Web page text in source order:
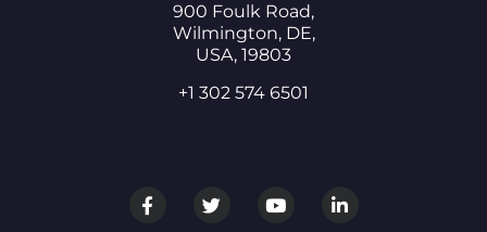
900 Foulk Road,
Wilmington, DE,
USA, 19803
+1 302 574 6501